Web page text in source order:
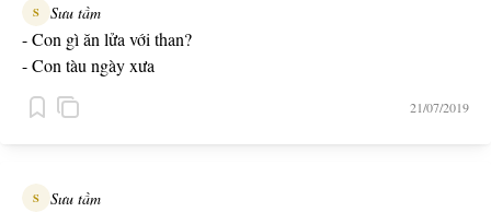
S Sưu tầm
- Con gì ăn lửa với than?
- Con tàu ngày xưa
21/07/2019
S Sưu tầm